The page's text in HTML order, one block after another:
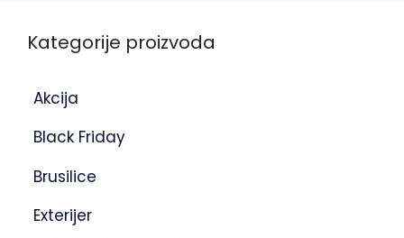
Kategorije proizvoda
Akcija
Black Friday
Brusilice
Exterijer